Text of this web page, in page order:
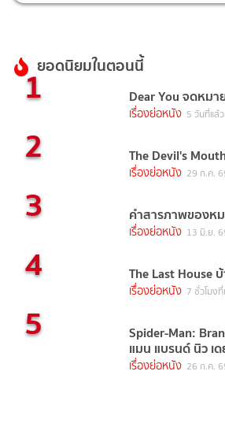
ยอดนิยมในตอนนี้
1 Dear You จดหม
เรื่องย่อหนัง 5 วันที่แล้ว
2 The Devil's
เรื่องย่อหนัง 29 ก.ค.
3 คำสารภาพของห
เรื่องย่อหนัง 13 มิ.ย.
4 The Last House
เรื่องย่อหนัง 7 ชั่วโมง
5 Spider-Man:
แมน แบรนด์ นิว เ
เรื่องย่อหนัง 26 ก.ค.